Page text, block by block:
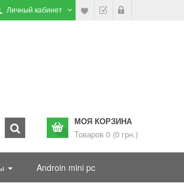
Личный кабинет
МОЯ КОРЗИНА
Товаров 0 (0 грн.)
Androin mini pc